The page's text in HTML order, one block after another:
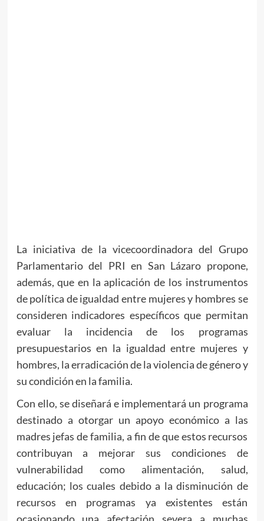
La iniciativa de la vicecoordinadora del Grupo
Parlamentario del PRI en San Lázaro propone,
además, que en la aplicación de los instrumentos
de política de igualdad entre mujeres y hombres se
consideren indicadores específicos que permitan
evaluar la incidencia de los programas
presupuestarios en la igualdad entre mujeres y
hombres, la erradicación de la violencia de género y
su condición en la familia.
Con ello, se diseñará e implementará un programa
destinado a otorgar un apoyo económico a las
madres jefas de familia, a fin de que estos recursos
contribuyan a mejorar sus condiciones de
vulnerabilidad como alimentación, salud,
educación; los cuales debido a la disminución de
recursos en programas ya existentes están